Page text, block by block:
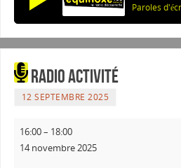
Radio activité
12 SEPTEMBRE 2025
16:00– 18:00
14 novembre 2025